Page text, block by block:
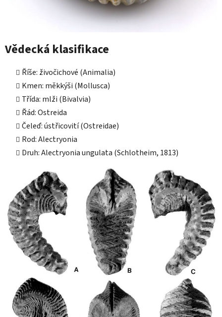
Vědecká klasifikace
Říše: živočichové (Animalia)
Kmen: měkkýši (Mollusca)
Třída: mlži (Bivalvia)
Řád: Ostreida
Čeleď: ústřicovití (Ostreidae)
Rod: Alectryonia
Druh: Alectryonia ungulata (Schlotheim, 1813)